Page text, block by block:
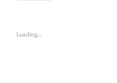
Loading…